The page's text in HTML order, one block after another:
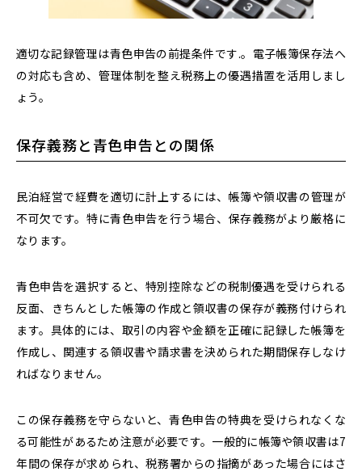
適切な記録管理は青色申告の前提条件です.。電子帳簿保存法へ
の対応も含め、管理体制を整え税務上の優遇措置を活用しまし
ょう。
保存義務と青色申告との関係
民泊経営で経費を適切に計上するには、帳簿や領収書の管理が
不可欠です。特に青色申告を行う場合、保存義務がより厳格に
なります。
青色申告を選択すると、特別控除などの税制優遇を受けられる
反面、きちんとした帳簿の作成と領収書の保存が義務付けられ
ます。具体的には、取引の内容や金額を正確に記録した帳簿を
作成し、関連する領収書や請求書を決められた期間保存しなけ
ればなりません。
この保存義務を守らないと、青色申告の特典を受けられなくな
る可能性があるため注意が必要です。一般的に帳簿や領収書は7
年間の保存が求められ、税務署からの指摘があった場合にはさ